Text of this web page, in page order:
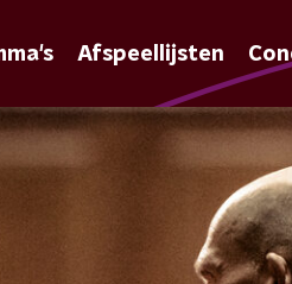
Afspeellijsten